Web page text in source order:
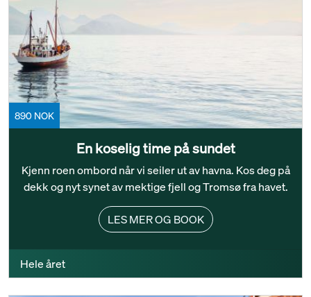
890 NOK
En koselig time på sundet
Kjenn roen ombord når vi seiler ut av havna. Kos deg på
dekk og nyt synet av mektige fjell og Tromsø fra havet.
LES MER OG BOOK
Hele året